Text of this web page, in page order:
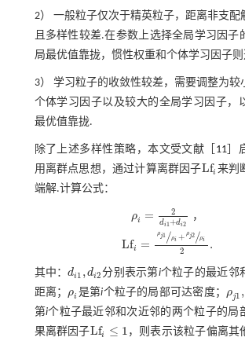
2） 一般粒子仅次于精英粒子，距离非支配
且多样性较差.在参数上选择全局学习因子
局最优值靠拢，惯性权重和个体学习因子
3） 学习粒子的收敛性较差，需要调整为较
个体学习因子以及较大的全局学习因子，
最优值靠拢.
除了上述多样性策略，本文受文献［ 11］
用离群点思想，通过计算离群因子Lfi
Lf 来判
端解.计算公式：
ρi = 2
di1+di2
，
ρi= 2d 1+di2，
Lfi =
ρj1 ρi
/ + ρj2 ρi
/
2 .
Lf= ρj1 ρi+ρj2ρi2.
其中：di 1 ,di2
di1 ,di2 分别表示第i个粒子的最近邻
距离；ρi
ρi 是第i个粒子的局部可达密度； ρj1 ,
ρj1 ,
第i个粒子最近邻和次近邻的两个粒子的局
果离群因子Lfi ≤ 1
Lf≤ 1
，则表示该粒子偏离其